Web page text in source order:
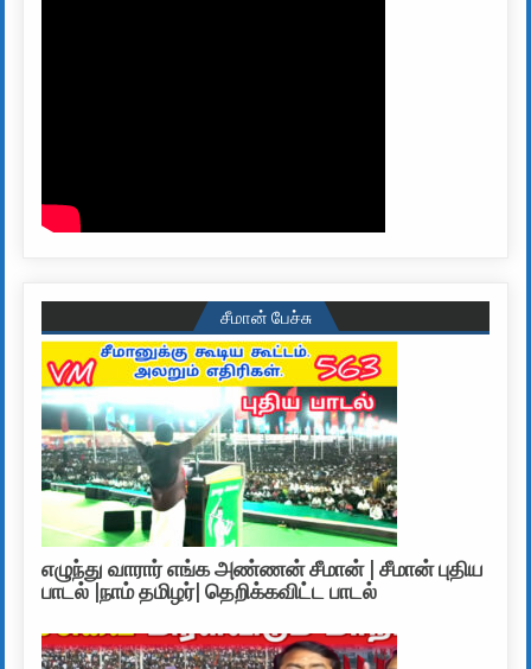
சீமான் பேச்சு
எழுந்து வாரார் எங்க அண்ணன் சீமான் | சீமான் புதிய
பாடல் |நாம் தமிழர்| தெறிக்கவிட்ட பாடல்